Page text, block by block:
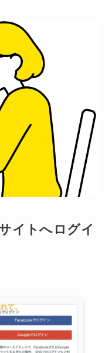
イトへログイ